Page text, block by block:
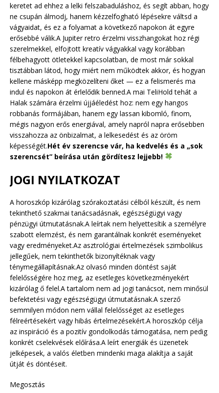
keretet ad ehhez a lelki felszabaduláshoz, és segít abban, hogy
ne csupán álmodj, hanem kézzelfogható lépésekre váltsd a
vágyaidat, és ez a folyamat a következő napokon át egyre
erősebbé válik.A Jupiter retro érzelmi visszhangokat hoz régi
szerelmekkel, elfojtott kreatív vágyakkal vagy korábban
félbehagyott ötletekkel kapcsolatban, de most már sokkal
tisztábban látod, hogy miért nem működtek akkor, és hogyan
kellene másképp megközelíteni őket — ez a felismerés ma
indul és napokon át érlelődik benned.A mai TeliHold tehát a
Halak számára érzelmi újjáéledést hoz: nem egy hangos
robbanás formájában, hanem egy lassan kibomló, finom,
mégis nagyon erős energiával, amely napról napra erősebben
visszahozza az önbizalmat, a lelkesedést és az öröm
képességét.Hét év szerencse vár, ha kedvelés és a „sok
szerencsét” beírása után gördítesz lejjebb!
JOGI NYILATKOZAT
A horoszkóp kizárólag szórakoztatási célból készült, és nem
tekinthető szakmai tanácsadásnak, egészségügyi vagy
pénzügyi útmutatásnak.A leírtak nem helyettesítik a személyre
szabott elemzést, és nem garantálnak konkrét eseményeket
vagy eredményeket.Az asztrológiai értelmezések szimbolikus
jellegűek, nem tekinthetők bizonyítéknak vagy
ténymegállapításnak.Az olvasó minden döntést saját
felelősségére hoz meg, az esetleges következményekért
kizárólag ő felel.A tartalom nem ad jogi tanácsot, nem minősül
befektetési vagy egészségügyi útmutatásnak.A szerző
semmilyen módon nem vállal felelősséget az esetleges
félreértésekért vagy hibás értelmezésekért.A horoszkóp célja
az inspiráció és a pozitív gondolkodás támogatása, nem pedig
konkrét cselekvések előírása.A leírt energiák és üzenetek
jelképesek, a valós életben mindenki maga alakítja a saját
útját és döntéseit.
Megosztás